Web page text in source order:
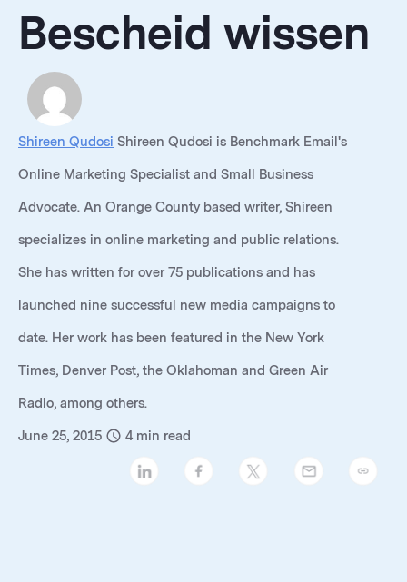
Bescheid wissen
Shireen Qudosi Shireen Qudosi is Benchmark Email's
Online Marketing Specialist and Small Business
Advocate. An Orange County based writer, Shireen
specializes in online marketing and public relations.
She has written for over 75 publications and has
launched nine successful new media campaigns to
date. Her work has been featured in the New York
Times, Denver Post, the Oklahoman and Green Air
Radio, among others.
June 25, 2015 4 min read